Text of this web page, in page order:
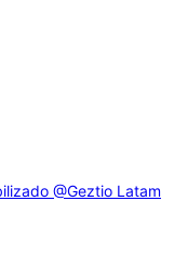
@Geztio Latam